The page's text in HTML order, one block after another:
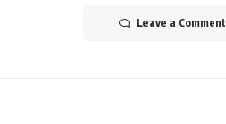
Leave a Comment